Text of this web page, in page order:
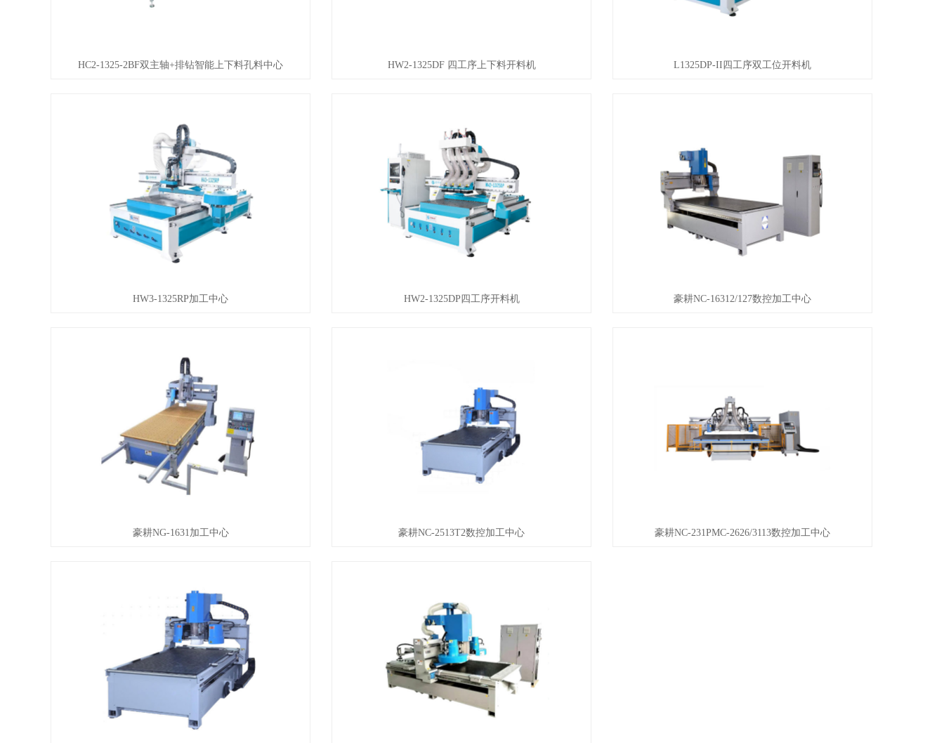
HC2-1325-2BF双主轴+排钻智能上下料孔料中心 HW2-1325DF 四工序上下料开料机 L1325DP-II四工序双工位开料机
HW3-1325RP加工中心 HW2-1325DP四工序开料机 豪耕NC-16312/127数控加工中心
豪耕NG-1631加工中心 豪耕NC-2513T2数控加工中心 豪耕NC-231PMC-2626/3113数控加工中心